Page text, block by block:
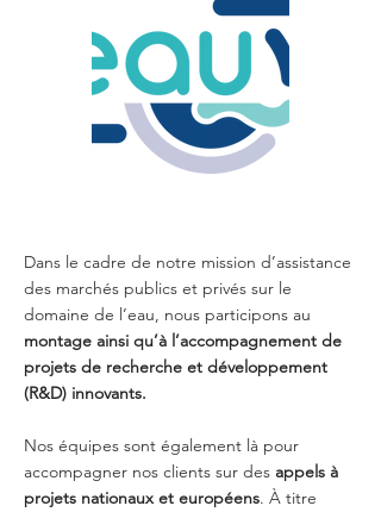
Dans le cadre de notre mission d’assistance
des marchés publics et privés sur le
domaine de l’eau, nous participons au
montage ainsi qu’à l’accompagnement de
projets de recherche et développement
(R&D) innovants.
Nos équipes sont également là pour
accompagner nos clients sur des appels à
projets nationaux et européens. À titre